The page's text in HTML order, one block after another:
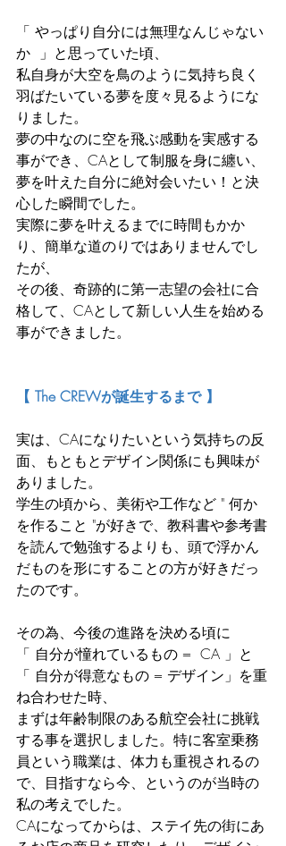
「 やっぱり自分には無理なんじゃない
か  」と思っていた頃、
私自身が大空を鳥のように気持ち良く
羽ばたいている夢を度々見るようにな
りました。
夢の中なのに空を飛ぶ感動を実感する
事ができ、CAとして制服を身に纏い、
夢を叶えた自分に絶対会いたい！と決
心した瞬間でした。
実際に夢を叶えるまでに時間もかか
り、簡単な道のりではありませんでし
たが、
その後、奇跡的に第一志望の会社に合
格して、CAとして新しい人生を始める
事ができました。
【 The CREWが誕生するまで 】
実は、CAになりたいという気持ちの反
面、もともとデザイン関係にも興味が
ありました。
学生の頃から、美術や工作など " 何か
を作ること "が好きで、教科書や参考書
を読んで勉強するよりも、頭で浮かん
だものを形にすることの方が好きだっ
たのです。
その為、今後の進路を決める頃に
「 自分が憧れているもの =  CA 」と
「 自分が得意なもの = デザイン」を重
ね合わせた時、
まずは年齢制限のある航空会社に挑戦
する事を選択しました。特に客室乗務
員という職業は、体力も重視されるの
で、目指すなら今、というのが当時の
私の考えでした。
CAになってからは、ステイ先の街にあ